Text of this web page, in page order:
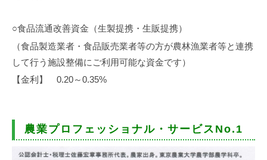
○食品流通改善資金（生製提携・生販提携）
（食品製造業者・食品販売業者等の方が農林漁業者等と連携
して行う施設整備にご利用可能な資金です）
【金利】 0.20～0.35%
農業プロフェッショナル・サービスNo.1